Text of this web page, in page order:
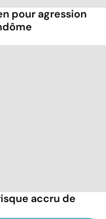
pour agression
accru de